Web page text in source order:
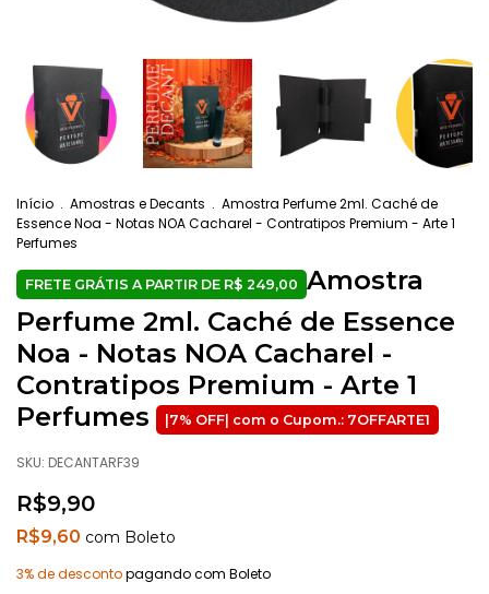
Início . Amostras e Decants . Amostra Perfume 2ml. Caché de
Essence Noa - Notas NOA Cacharel - Contratipos Premium - Arte 1
Perfumes
Amostra
Perfume 2ml. Caché de Essence
Noa - Notas NOA Cacharel -
Contratipos Premium - Arte 1
Perfumes
SKU: DECANTARF39
R$9,90
R$9,60 com Boleto
3% de descontopagando com Boleto